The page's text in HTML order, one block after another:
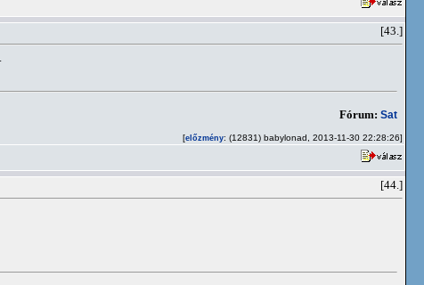
[43.]
Fórum: Sat
[előzmény: (12831) babylonad, 2013-11-30 22:28:26]
[44.]